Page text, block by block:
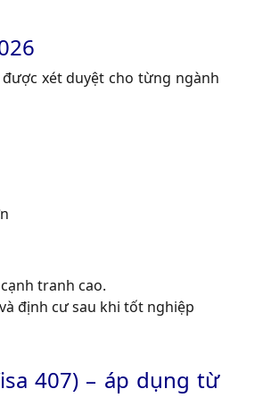
xét duyệt cho từng ngành
tranh cao.
định cư sau khi tốt nghiệp
407) – áp dụng từ